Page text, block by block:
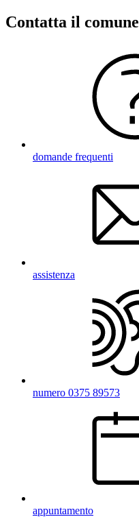
Contatta il comune
domande frequenti
assistenza
numero 0375 89573
appuntamento